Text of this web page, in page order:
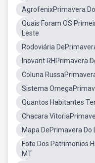
AgrofenixPrimavera
Quais Foram OS
Leste
Rodoviária
Inovant RHPrimavera
Coluna
Sistema
Quantos Habitantes
Chacara
Mapa DePrimavera Do
Foto Dos Patrimonios
MT